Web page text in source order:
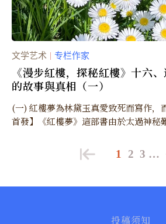
文学艺术 ｜ 专栏作家
《漫步紅樓，探秘紅樓》十六
的故事與真相（一）
(一) 紅樓夢為林黛玉真愛致死而寫作，而迷倒
首發】《紅樓夢》這部書由於太過神秘
1 2 3 …
投稿须知